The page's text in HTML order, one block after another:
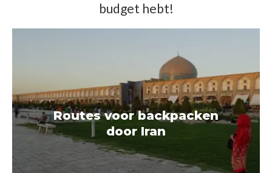
budget hebt!
Routes voor backpacken
door Iran